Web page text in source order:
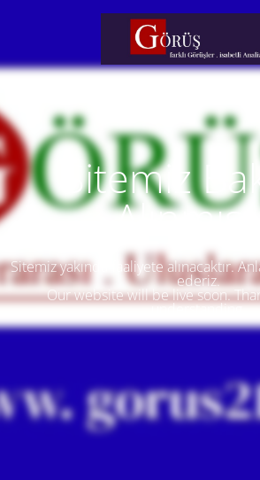
Sitemiz
Sitemiz yakında faaliyete alınacaktır.
ederiz.
Our website will be live soon.
understanding.